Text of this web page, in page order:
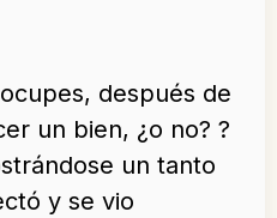
después de
un bien, ¿o no? ?
un tanto
y se vio